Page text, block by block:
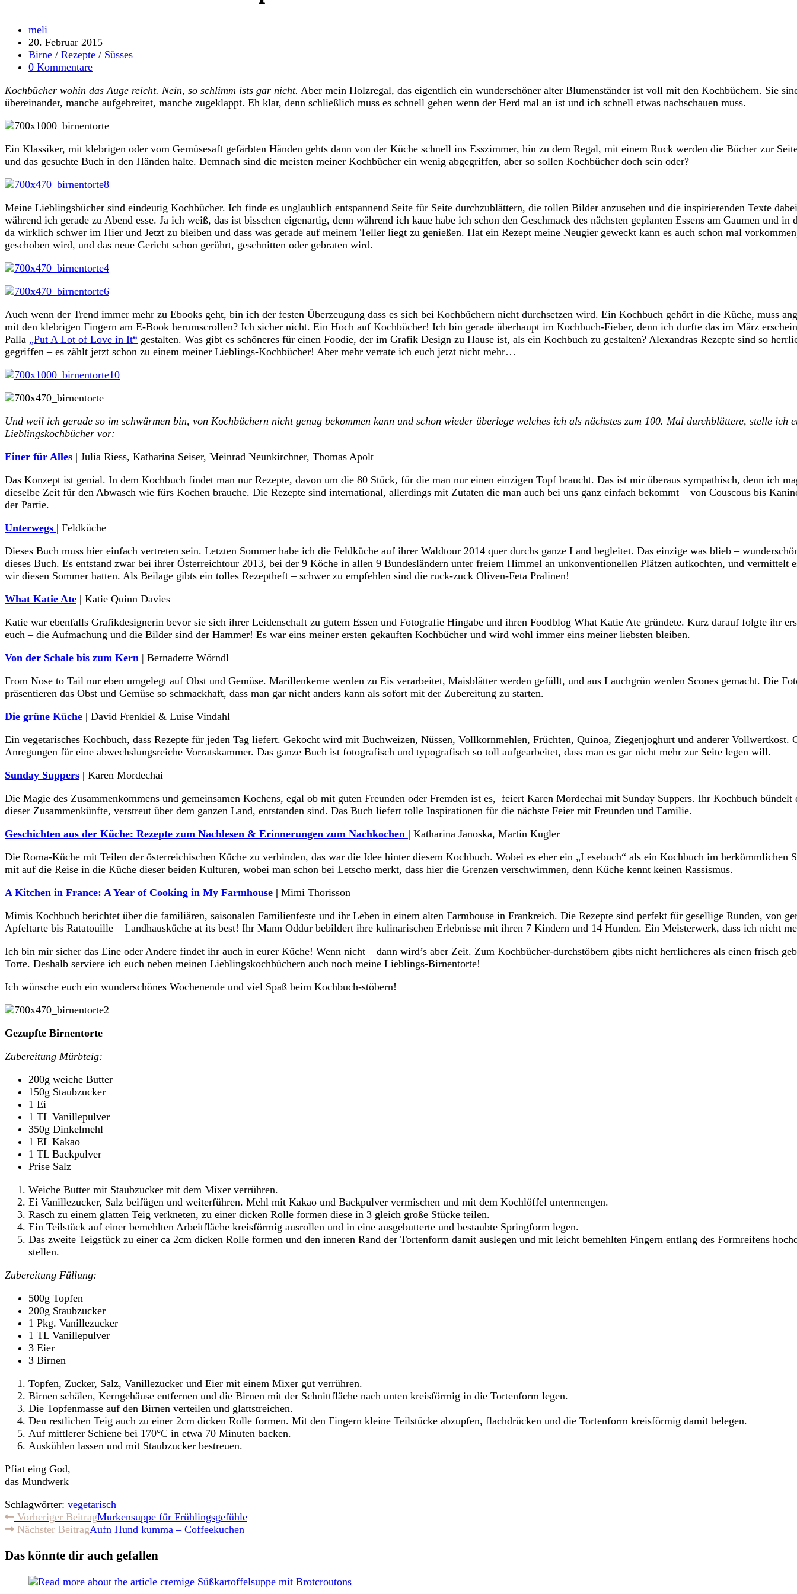
Beitrags-
Autor:
meli
Beitrag
veröffentlicht:
20. Februar 2015
Beitrags-
Kategorie:
Birne / Rezepte / Süsses
Beitrags-
0 Kommentare
Kochbücher wohin das Auge reicht. Nein, so schlimm ists gar nicht. Aber mein Holzregal, das eigentlich ein wunderschöner alter Blumenständer ist voll mit den Kochbüchern. Sie
übereinander, manche aufgebreitet, manche zugeklappt. Eh klar, denn schließlich muss es schnell gehen wenn der Herd mal an ist und ich schnell etwas nachschauen muss.
Ein Klassiker, mit klebrigen oder vom Gemüsesaft gefärbten Händen gehts dann von der Küche schnell ins Esszimmer, hin zu dem Regal, mit einem Ruck werden die Bücher zur
und das gesuchte Buch in den Händen halte. Demnach sind die meisten meiner Kochbücher ein wenig abgegriffen, aber so sollen Kochbücher doch sein oder?
Meine Lieblingsbücher sind eindeutig Kochbücher. Ich finde es unglaublich entspannend Seite für Seite durchzublättern, die tollen Bilder anzusehen und die inspirierenden Texte
während ich gerade zu Abend esse. Ja ich weiß, das ist bisschen eigenartig, denn während ich kaue habe ich schon den Geschmack des nächsten geplanten Essens am Gaumen und
da wirklich schwer im Hier und Jetzt zu bleiben und dass was gerade auf meinem Teller liegt zu genießen. Hat ein Rezept meine Neugier geweckt kann es auch schon mal
geschoben wird, und das neue Gericht schon gerührt, geschnitten oder gebraten wird.
Auch wenn der Trend immer mehr zu Ebooks geht, bin ich der festen Überzeugung dass es sich bei Kochbüchern nicht durchsetzen wird. Ein Kochbuch gehört in die Küche, muss
mit den klebrigen Fingern am E-Book herumscrollen? Ich sicher nicht. Ein Hoch auf Kochbücher! Ich bin gerade überhaupt im Kochbuch-Fieber, denn ich durfte das im März
Palla „Put A Lot of Love in It“ gestalten. Was gibt es schöneres für einen Foodie, der im Grafik Design zu Hause ist, als ein Kochbuch zu gestalten? Alexandras Rezepte sind so
gegriffen – es zählt jetzt schon zu einem meiner Lieblings-Kochbücher! Aber mehr verrate ich euch jetzt nicht mehr…
Und weil ich gerade so im schwärmen bin, von Kochbüchern nicht genug bekommen kann und schon wieder überlege welches ich als nächstes zum 100. Mal durchblättere, stelle ich
Lieblingskochbücher vor:
Einer für Alles | Julia Riess, Katharina Seiser, Meinrad Neunkirchner, Thomas Apolt
Das Konzept ist genial. In dem Kochbuch findet man nur Rezepte, davon um die 80 Stück, für die man nur einen einzigen Topf braucht. Das ist mir überaus sympathisch, denn ich
dieselbe Zeit für den Abwasch wie fürs Kochen brauche. Die Rezepte sind international, allerdings mit Zutaten die man auch bei uns ganz einfach bekommt – von Couscous bis
der Partie.
Unterwegs | Feldküche
Dieses Buch muss hier einfach vertreten sein. Letzten Sommer habe ich die Feldküche auf ihrer Waldtour 2014 quer durchs ganze Land begleitet. Das einzige was blieb –
dieses Buch. Es entstand zwar bei ihrer Österreichtour 2013, bei der 9 Köche in allen 9 Bundesländern unter freiem Himmel an unkonventionellen Plätzen aufkochten, und vermittelt
wir diesen Sommer hatten. Als Beilage gibts ein tolles Rezeptheft – schwer zu empfehlen sind die ruck-zuck Oliven-Feta Pralinen!
What Katie Ate | Katie Quinn Davies
Katie war ebenfalls Grafikdesignerin bevor sie sich ihrer Leidenschaft zu gutem Essen und Fotografie Hingabe und ihren Foodblog What Katie Ate gründete. Kurz darauf folgte ihr
euch – die Aufmachung und die Bilder sind der Hammer! Es war eins meiner ersten gekauften Kochbücher und wird wohl immer eins meiner liebsten bleiben.
Von der Schale bis zum Kern | Bernadette Wörndl
From Nose to Tail nur eben umgelegt auf Obst und Gemüse. Marillenkerne werden zu Eis verarbeitet, Maisblätter werden gefüllt, und aus Lauchgrün werden Scones gemacht. Die
präsentieren das Obst und Gemüse so schmackhaft, dass man gar nicht anders kann als sofort mit der Zubereitung zu starten.
Die grüne Küche | David Frenkiel & Luise Vindahl
Ein vegetarisches Kochbuch, dass Rezepte für jeden Tag liefert. Gekocht wird mit Buchweizen, Nüssen, Vollkornmehlen, Früchten, Quinoa, Ziegenjoghurt und anderer Vollwertkost.
Anregungen für eine abwechslungsreiche Vorratskammer. Das ganze Buch ist fotografisch und typografisch so toll aufgearbeitet, dass man es gar nicht mehr zur Seite legen will.
Sunday Suppers | Karen Mordechai
Die Magie des Zusammenkommens und gemeinsamen Kochens, egal ob mit guten Freunden oder Fremden ist es, feiert Karen Mordechai mit Sunday Suppers. Ihr Kochbuch bündelt
dieser Zusammenkünfte, verstreut über dem ganzen Land, entstanden sind. Das Buch liefert tolle Inspirationen für die nächste Feier mit Freunden und Familie.
Geschichten aus der Küche: Rezepte zum Nachlesen & Erinnerungen zum Nachkochen | Katharina Janoska, Martin Kugler
Die Roma-Küche mit Teilen der österreichischen Küche zu verbinden, das war die Idee hinter diesem Kochbuch. Wobei es eher ein „Lesebuch“ als ein Kochbuch im herkömmlichen
mit auf die Reise in die Küche dieser beiden Kulturen, wobei man schon bei Letscho merkt, dass hier die Grenzen verschwimmen, denn Küche kennt keinen Rassismus.
A Kitchen in France: A Year of Cooking in My Farmhouse | Mimi Thorisson
Mimis Kochbuch berichtet über die familiären, saisonalen Familienfeste und ihr Leben in einem alten Farmhouse in Frankreich. Die Rezepte sind perfekt für gesellige Runden, von
Apfeltarte bis Ratatouille – Landhausküche at its best! Ihr Mann Oddur bebildert ihre kulinarischen Erlebnisse mit ihren 7 Kindern und 14 Hunden. Ein Meisterwerk, dass ich nicht
Ich bin mir sicher das Eine oder Andere findet ihr auch in eurer Küche! Wenn nicht – dann wird’s aber Zeit. Zum Kochbücher-durchstöbern gibts nicht herrlicheres als einen frisch
Torte. Deshalb serviere ich euch neben meinen Lieblingskochbüchern auch noch meine Lieblings-Birnentorte!
Ich wünsche euch ein wunderschönes Wochenende und viel Spaß beim Kochbuch-stöbern!
Gezupfte Birnentorte
Zubereitung Mürbteig:
200g weiche Butter
150g Staubzucker
1 Ei
1 TL Vanillepulver
350g Dinkelmehl
1 EL Kakao
1 TL Backpulver
Prise Salz
Weiche Butter mit Staubzucker mit dem Mixer verrühren.
Ei Vanillezucker, Salz beifügen und weiterführen. Mehl mit Kakao und Backpulver vermischen und mit dem Kochlöffel untermengen.
Rasch zu einem glatten Teig verkneten, zu einer dicken Rolle formen diese in 3 gleich große Stücke teilen.
Ein Teilstück auf einer bemehlten Arbeitfläche kreisförmig ausrollen und in eine ausgebutterte und bestaubte Springform legen.
Das zweite Teigstück zu einer ca 2cm dicken Rolle formen und den inneren Rand der Tortenform damit auslegen und mit leicht bemehlten Fingern entlang des Formreifens
stellen.
Zubereitung Füllung:
500g Topfen
200g Staubzucker
1 Pkg. Vanillezucker
1 TL Vanillepulver
3 Eier
3 Birnen
Topfen, Zucker, Salz, Vanillezucker und Eier mit einem Mixer gut verrühren.
Birnen schälen, Kerngehäuse entfernen und die Birnen mit der Schnittfläche nach unten kreisförmig in die Tortenform legen.
Die Topfenmasse auf den Birnen verteilen und glattstreichen.
Den restlichen Teig auch zu einer 2cm dicken Rolle formen. Mit den Fingern kleine Teilstücke abzupfen, flachdrücken und die Tortenform kreisförmig damit belegen.
Auf mittlerer Schiene bei 170°C in etwa 70 Minuten backen.
Auskühlen lassen und mit Staubzucker bestreuen.
Pfiat eing God,
das Mundwerk
Schlagwörter: vegetarisch
Weitere
Artikel
ansehen
Vorheriger BeitragMurkensuppe für Frühlingsgefühle
Nächster BeitragAufn Hund kumma – Coffeekuchen
Das könnte dir auch gefallen